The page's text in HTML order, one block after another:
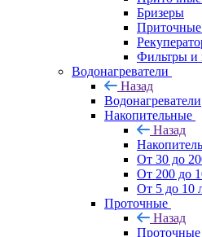
Бризеры
Фильтры и
Водонагреватели
Назад
Водонагреватели
Накопительные
Назад
От 30 до
От 200 до
От 5 до 10
Проточные
Назад
Проточные